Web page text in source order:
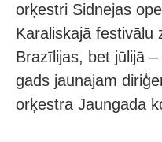
orķestri Sidnejas
Karaliskajā festivālu
Brazīlijas, bet jūlijā
gads jaunajam
orķestra Jaungada